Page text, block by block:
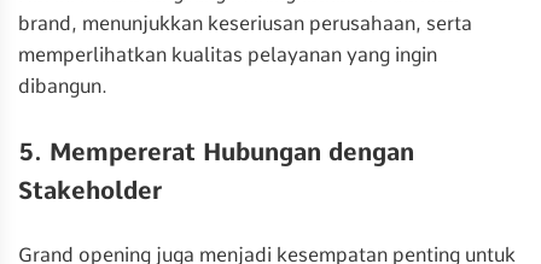
brand, menunjukkan keseriusan perusahaan, serta
memperlihatkan kualitas pelayanan yang ingin
dibangun.
5. Mempererat Hubungan dengan
Stakeholder
Grand opening juga menjadi kesempatan penting untuk